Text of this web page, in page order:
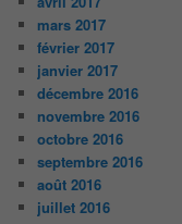
mars 2017
février 2017
janvier 2017
décembre 2016
novembre 2016
octobre 2016
septembre 2016
août 2016
juillet 2016